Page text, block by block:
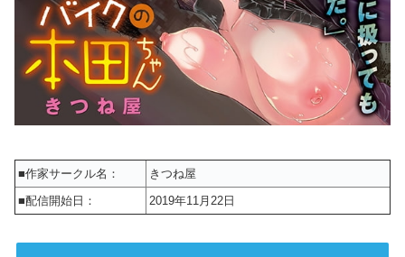
■作家サークル名：
きつね屋
■配信開始日：
2019年11月22日